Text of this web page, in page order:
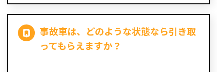
事故車は、どのような状態なら引き取
ってもらえますか？